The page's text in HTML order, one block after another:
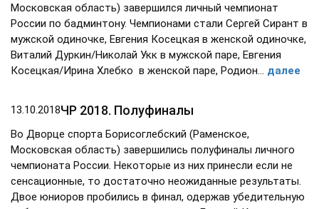
Московская область) завершился личный чемпионат
России по бадминтону. Чемпионами стали Сергей Сирант в
мужской одиночке, Евгения Косецкая в женской одиночке,
Виталий Дуркин/Николай Укк в мужской паре, Евгения
Косецкая/Ирина Хлебко в женской паре, Родион... далее
13.10.2018ЧР 2018. Полуфиналы
Во Дворце спорта Борисоглебский (Раменское,
Московская область) завершились полуфиналы личного
чемпионата России. Некоторые из них принесли если не
сенсационные, то достаточно неожиданные результаты.
Двое юниоров пробились в финал, одержав убедительную